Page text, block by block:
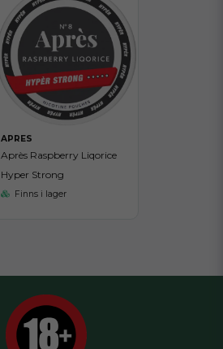
APRES
Après Raspberry Liqorice
Hyper Strong
Finns i lager